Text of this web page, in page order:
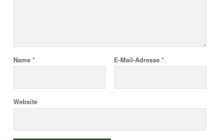
Name * E-Mail-Adresse *
Website